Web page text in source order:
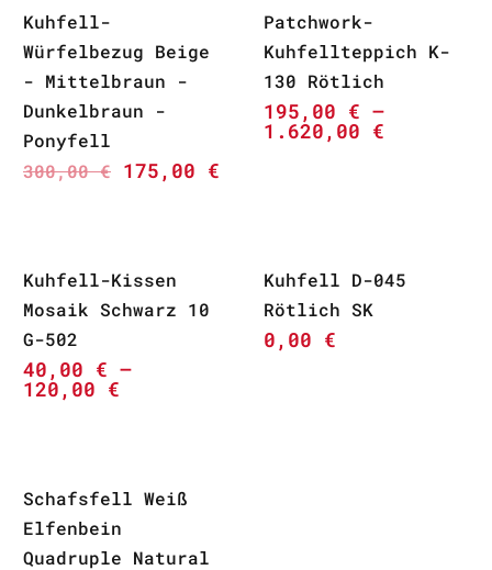
Kuhfell-
Würfelbezug Beige
- Mittelbraun -
Dunkelbraun -
Ponyfell
300,00€ 175,00 €
Patchwork-
Kuhfellteppich K-
130 Rötlich
195,00 € –
1.620,00 €
Kuhfell-Kissen
Mosaik Schwarz 10
G-502
40,00 € –
120,00 €
Kuhfell D-045
Rötlich SK
0,00 €
Schafsfell Weiß
Elfenbein
Quadruple Natural